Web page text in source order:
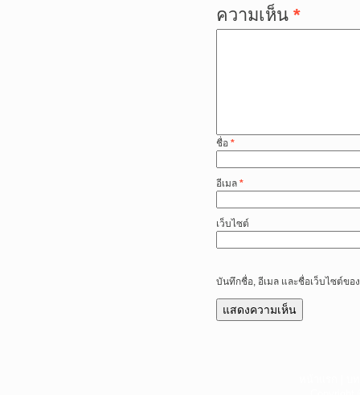
ความเห็น *
ชื่อ *
อีเมล *
เว็บไซต์
บันทึกชื่อ, อีเมล และชื่อเว็บไซต์ขอ